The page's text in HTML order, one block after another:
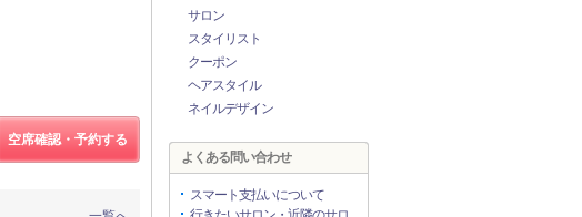
空席確認・予約する
サロン
スタイリスト
クーポン
ヘアスタイル
ネイルデザイン
よくある問い合わせ
スマート支払いについて